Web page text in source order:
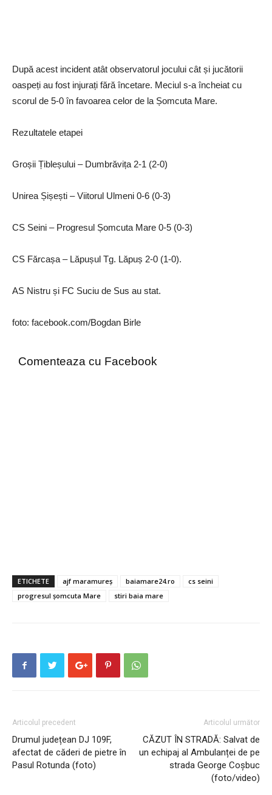
După acest incident atât observatorul jocului cât și jucătorii
oaspeți au fost injurați fără încetare. Meciul s-a încheiat cu
scorul de 5-0 în favoarea celor de la Șomcuta Mare.
Rezultatele etapei
Groșii Țibleșului – Dumbrăvița 2-1 (2-0)
Unirea Șișești – Viitorul Ulmeni 0-6 (0-3)
CS Seini – Progresul Șomcuta Mare 0-5 (0-3)
CS Fărcașa – Lăpușul Tg. Lăpuș 2-0 (1-0).
AS Nistru și FC Suciu de Sus au stat.
foto: facebook.com/Bogdan Birle
Comenteaza cu Facebook
ETICHETE ajf maramureș baiamare24.ro
cs seini
progresul șomcuta Mare
stiri baia mare
Articolul precedent
Drumul județean DJ 109F,
afectat de căderi de pietre în
Pasul Rotunda (foto)
Articolul următor
CĂZUT ÎN STRADĂ: Salvat de
un echipaj al Ambulanței de pe
strada George Coșbuc
(foto/video)